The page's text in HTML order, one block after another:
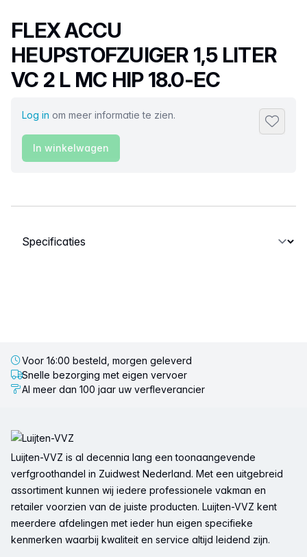
Productnaam
FLEX ACCU
HEUPSTOFZUIGER 1,5 LITER
VC 2 L MC HIP 18.0-EC
Log in om meer informatie te zien.
In winkelwagen
Selecteer een tabblad
Voor 16:00 besteld, morgen geleverd
Snelle bezorging met eigen vervoer
Al meer dan 100 jaar uw verfleverancier
Luijten-VVZ is al decennia lang een toonaangevende
verfgroothandel in Zuidwest Nederland. Met een uitgebreid
assortiment kunnen wij iedere professionele vakman en
retailer voorzien van de juiste producten. Luijten-VVZ kent
meerdere afdelingen met ieder hun eigen specifieke
kenmerken waarbij kwaliteit en service altijd leidend zijn.